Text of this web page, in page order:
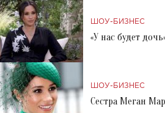
ШОУ-БИЗНЕС
«У нас будет
ШОУ-БИЗНЕС
Сестра Меган